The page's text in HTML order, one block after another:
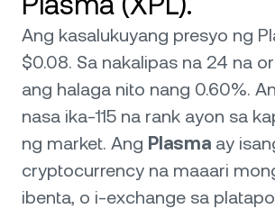
Ang kasalukuyang presyo ng
$0.08. Sa nakalipas na 24 na
ang halaga nito nang 0.60%.
nasa ika-115 na rank ayon sa
ng market. Ang Plasma ay
cryptocurrency na maaari
ibenta, o i-exchange sa